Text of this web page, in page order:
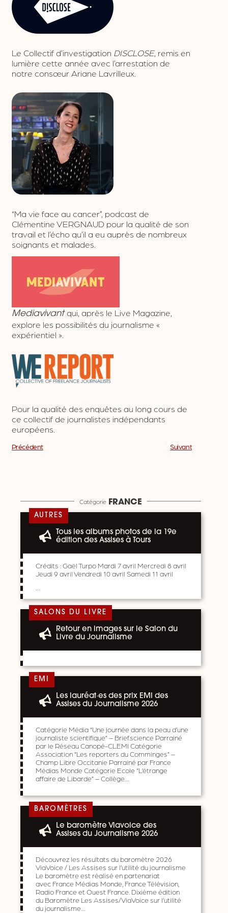
Le Collectif d’investigation DISCLOSE, remis en
lumière cette année avec l’arrestation de
notre consœur Ariane Lavrilleux.
“Ma vie face au cancer”, podcast de
Clémentine VERGNAUD pour la qualité de son
travail et l’écho qu’il a eu auprès de nombreux
soignants et malades.
Mediavivantqui, après le Live Magazine,
explore les possibilités du journalisme «
expérientiel ».
Pour la qualité des enquêtes au long cours de
ce collectif de journalistes indépendants
européens.
Précédent Suivant
Catégorie FRANCE
AUTRES
Tous les albums photos de la 19e
édition des Assises à Tours
Crédits : Gaël Turpo Mardi 7 avril Mercredi 8 avril
Jeudi 9 avril Vendredi 10 avril Samedi 11 avril
SALONS DU LIVRE
Retour en images sur le Salon du
Livre du Journalisme
EMI
Les lauréat·es des prix EMI des
Assises du Journalisme 2026
Catégorie Média “Une journée dans la peau d’une
journaliste scientifique” – Brief.science Parrainé
par le Réseau Canopé-CLEMI Catégorie
Association “Les reporters du Comminges” –
Champ Libre Occitanie Parrainé par France
Médias Monde Catégorie Ecole “L’étrange
affaire de Libarde” – Collège…
BAROMÈTRES
Le baromètre Viavoice des
Assises du Journalisme 2026
Découvrez les résultats du baromètre 2026
ViaVoice / Les Assises sur l’utilité du journalisme
Le baromètre est réalisé en partenariat
avec France Médias Monde, France Télévision,
Radio France et Ouest France. Dixième édition
du Baromètre Les Assises/ViaVoice sur l’utilité
du journalisme…